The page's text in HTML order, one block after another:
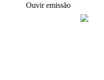
Ouvir emissão